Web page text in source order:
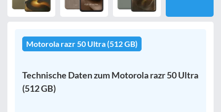
Motorola razr 50 Ultra (512 GB)
Technische Daten zum Motorola razr 50 Ultra
(512 GB)